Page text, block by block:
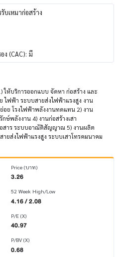
บเหมาก่อสร้าง
(CAC): มี
ให้บริการออกแบบ จัดหา ก่อสร้าง และ
ไฟฟ้า ระบบสายส่งไฟฟ้าแรงสูง งาน
อย โรงไฟฟ้าพลังงานทดแทน 2) งาน
ษ์พลังงาน 4) งานก่อสร้างเสา
อสาร ระบบอาณัติสัญญาณ 5) งานผลิต
ายส่งไฟฟ้าแรงสูง ระบบเสาโทรคมนาคม
Price (บาท)
3.26
52 Week High/Low
4.16 / 2.08
P/E (X)
40.97
P/BV (X)
0.68